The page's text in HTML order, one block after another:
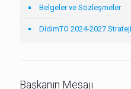
Belgeler ve Sözleşmeler
DidimTO 2024-2027
Başkanın Mesajı